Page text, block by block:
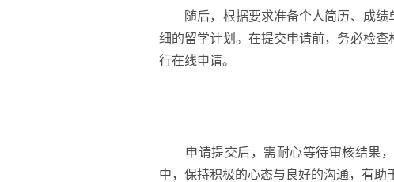
随后，根据要求准备个人简历、成绩
细的留学计划。在提交申请前，务必检
行在线申请。
申请提交后，需耐心等待审核结果，
中，保持积极的心态与良好的沟通，有助